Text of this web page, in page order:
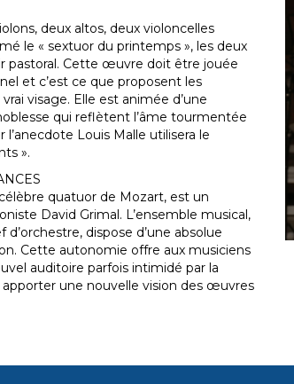
deux altos, deux violoncelles
le « sextuor du printemps », les deux
pastoral. Cette œuvre doit être jouée
et c’est ce que proposent les
visage. Elle est animée d’une
qui reflètent l’âme tourmentée
Louis Malle utilisera le
».
quatuor de Mozart, est un
David Grimal. L’ensemble musical,
dispose d’une absolue
Cette autonomie offre aux musiciens
auditoire parfois intimidé par la
une nouvelle vision des œuvres